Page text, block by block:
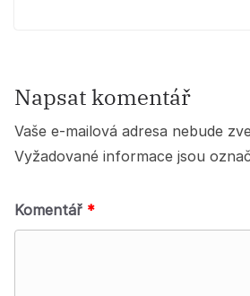
Napsat komentář
Vaše e-mailová adresa nebude
Vyžadované informace jsou
Komentář *